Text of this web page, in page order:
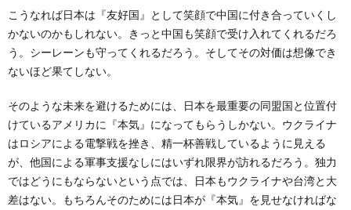
こうなれば日本は『友好国』として笑顔で中国に付き合っていくし
かないのかもしれない。きっと中国も笑顔で受け入れてくれるだろ
う。シーレーンも守ってくれるだろう。そしてその対価は想像でき
ないほど果てしない。
そのような未来を避けるためには、日本を最重要の同盟国と位置付
けているアメリカに『本気』になってもらうしかない。ウクライナ
はロシアによる電撃戦を挫き、精一杯善戦しているように見える
が、他国による軍事支援なしにはいずれ限界が訪れるだろう。独力
ではどうにもならないという点では、日本もウクライナや台湾と大
差はない。もちろんそのためには日本が『本気』を見せなければな